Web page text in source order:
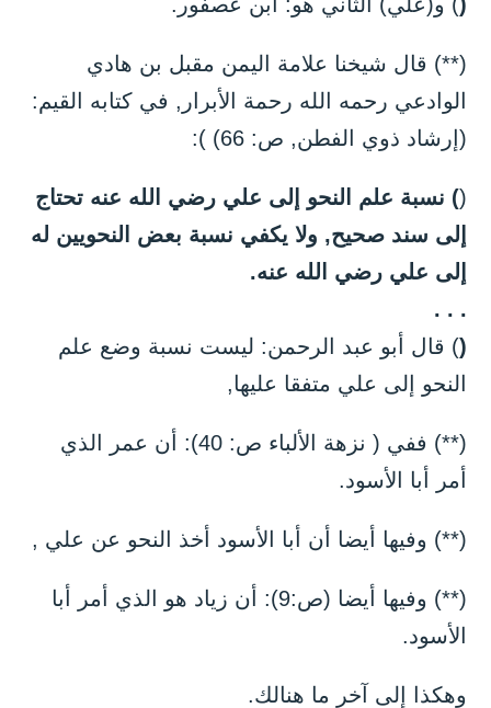
(**) قال شيخنا علامة اليمن مقبل بن هادي
الوادعي رحمه الله رحمة الأبرار, في كتابه القيم:
(إرشاد ذوي الفطن, ص: 66) ):
() نسبة علم النحو إلى علي رضي الله عنه تحتاج
إلى سند صحيح, ولا يكفي نسبة بعض النحويين له
إلى علي رضي الله عنه.
. . .
() قال أبو عبد الرحمن: ليست نسبة وضع علم
النحو إلى علي متفقا عليها,
(**) ففي ( نزهة الألباء ص: 40): أن عمر الذي
أمر أبا الأسود.
(**) وفيها أيضا أن أبا الأسود أخذ النحو عن علي ,
(**) وفيها أيضا (ص:9): أن زياد هو الذي أمر أبا
الأسود.
وهكذا إلى آخر ما هنالك.